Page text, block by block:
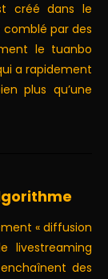
créé dans le
par des
le tuanbo
a rapidement
plus qu’une
« diffusion
livestreaming
des